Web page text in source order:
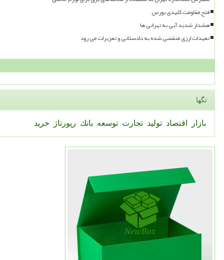
فتح مقاومت کلیدی بورس
هشدار شدید آبی به تهرانی ها
تعهدات ارزی منقضی شده به دادستانی و تعزیرات می رود
تگها
بازار اقتصاد تولید تجارت توسعه بانك رپورتاژ خرید